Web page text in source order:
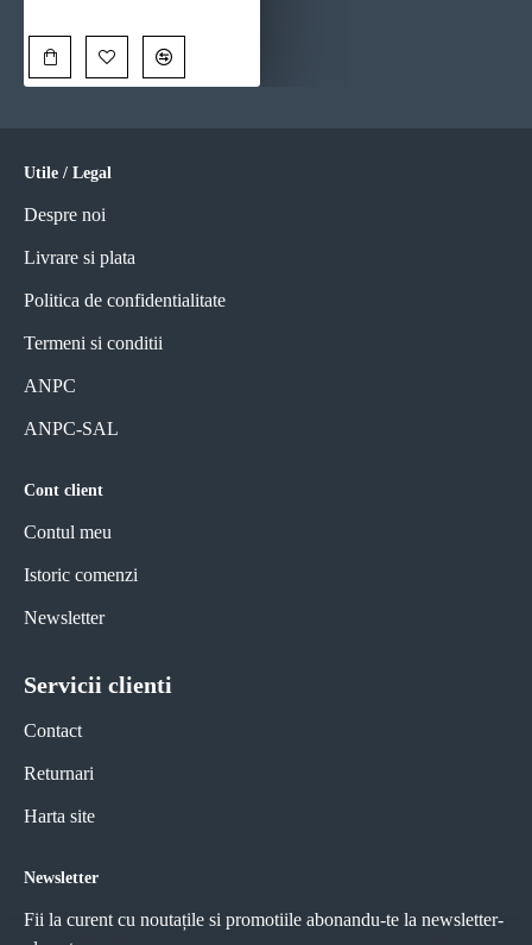
Utile / Legal
Despre noi
Livrare si plata
Politica de confidentialitate
Termeni si conditii
ANPC
ANPC-SAL
Cont client
Contul meu
Istoric comenzi
Newsletter
Servicii clienti
Contact
Returnari
Harta site
Newsletter
Fii la curent cu noutațile si promotiile abonandu-te la newsletter-